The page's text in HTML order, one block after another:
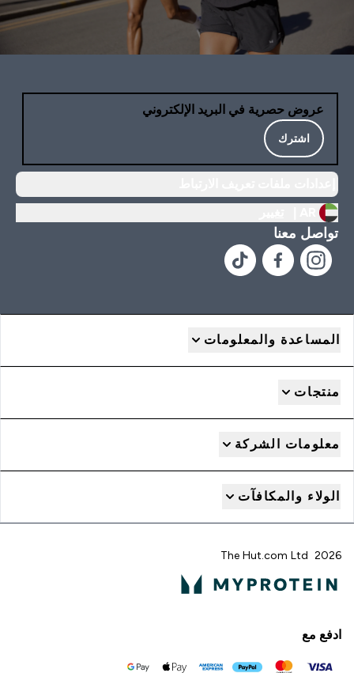
عروض حصرية في البريد الإلكتروني
اشترك
تواصل معنا
المساعدة والمعلومات
منتجات
معلومات الشركة
الولاء والمكافآت
2026 The Hut.com Ltd
ادفع مع